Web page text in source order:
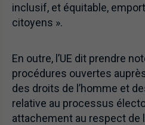
inclusif, et équitable,
citoyens ».
En outre, l’UE dit prendre
procédures ouvertes
des droits de l’homme et
relative au processus
attachement au respect de